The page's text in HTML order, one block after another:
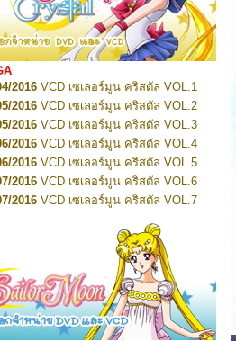
Pretty Guardian Sailor Moon Eternal
1
Pretty Guardian Sailor Moon Eternal
2
Pretty Guardian Sailor Moon Eternal
3
Pretty Guardian Sailor Moon Eternal
4
Pretty Guardian Sailor Moon Eternal
5
Pretty Guardian Sailor Moon Eternal
6
Pretty Guardian Sailor Moon Eternal
7
Pretty Guardian Sailor Moon Eternal
Pretty Guardian Sailor Moon Eternal
Pretty Guardian Sailor Moon Eternal
10
2026Code Name: Sailor V 1
2026Code Name: Sailor V 2
2016 VCD เซเลอร์มูน คริสตัล VOL.1
2016 VCD เซเลอร์มูน คริสตัล VOL.2
2016 VCD เซเลอร์มูน คริสตัล VOL.3
2016 VCD เซเลอร์มูน คริสตัล VOL.4
2016 VCD เซเลอร์มูน คริสตัล VOL.5
2016 VCD เซเลอร์มูน คริสตัล VOL.6
2016 VCD เซเลอร์มูน คริสตัล VOL.7
VCD เซเลอร์มูน คริสตัล VOL.9
VCD เซเลอร์มูน คริสตัล VOL.10
2016
VCD เซเลอร์มูน คริสตัล VOL.11
2016VCD เซเลอร์มูน คริสตัล VOL.12
2016VCD เซเลอร์มูน คริสตัล VOL.13
2016 DVD เซเลอร์มูน คริสตัล VOL.1